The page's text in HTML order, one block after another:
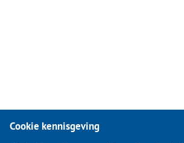
Cookie kennisgeving